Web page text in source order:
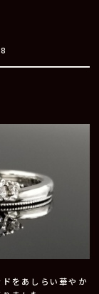
をあしらい華やか